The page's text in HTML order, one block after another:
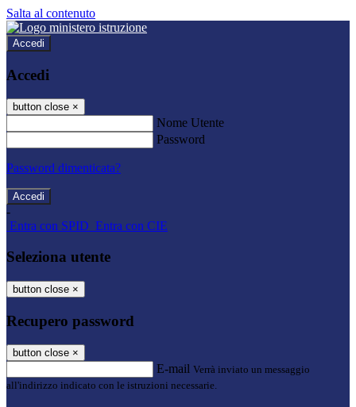
Salta al contenuto
Accedi
Accedi
button close ×
Nome Utente
Password
Password dimenticata?
-
Entra con SPID Entra con CIE
Seleziona utente
button close ×
Recupero password
button close ×
E-mail Verrà inviato un messaggio
all'indirizzo indicato con le istruzioni necessarie.